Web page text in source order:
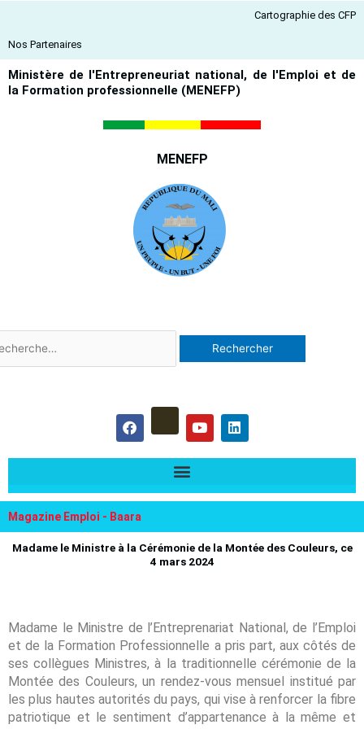
contenu
Cartographie des CFP
Nos Partenaires
Ministère de l'Entrepreneuriat national, de l'Emploi et de
la Formation professionnelle (MENEFP)
MENEFP
:
F
a
c
e
o
Y
o
u
t
e
L
i
n
k
i
Magazine Emploi - Baara
Madame le Ministre à la Cérémonie de la Montée des Couleurs, ce
4 mars 2024
Madame le Ministre de l’Entreprenariat National, de l’Emploi
et de la Formation Professionnelle a pris part, aux côtés de
ses collègues Ministres, à la traditionnelle cérémonie de la
Montée des Couleurs, un rendez-vous mensuel institué par
les plus hautes autorités du pays, qui vise à renforcer la fibre
patriotique et le sentiment d’appartenance à la même et